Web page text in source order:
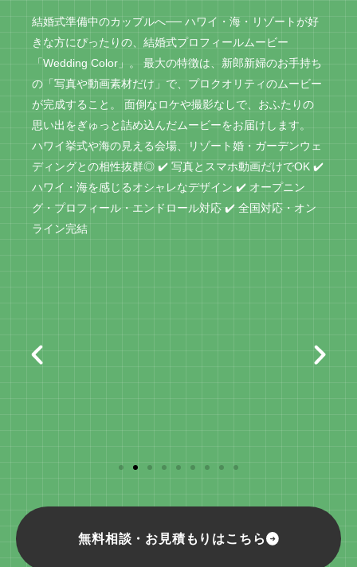
結婚式準備中のカップルへ── ハワイ・海・リゾートが好
きな方にぴったりの、結婚式プロフィールムービー
「Wedding Color」。 最大の特徴は、新郎新婦のお手持ち
の「写真や動画素材だけ」で、プロクオリティのムービー
が完成すること。 面倒なロケや撮影なしで、おふたりの
思い出をぎゅっと詰め込んだムービーをお届けします。
ハワイ挙式や海の見える会場、リゾート婚・ガーデンウェ
ディングとの相性抜群◎ ✔️ 写真とスマホ動画だけでOK ✔️
ハワイ・海を感じるオシャレなデザイン ✔️ オープニン
グ・プロフィール・エンドロール対応 ✔️ 全国対応・オン
ライン完結
無料相談・お見積もりはこちら